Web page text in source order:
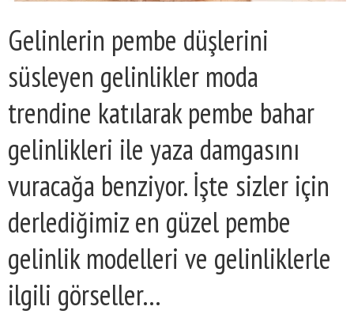
Gelinlerin pembe düşlerini
süsleyen gelinlikler moda
trendine katılarak pembe bahar
gelinlikleri ile yaza damgasını
vuracağa benziyor. İşte sizler için
derlediğimiz en güzel pembe
gelinlik modelleri ve gelinliklerle
ilgili görseller…